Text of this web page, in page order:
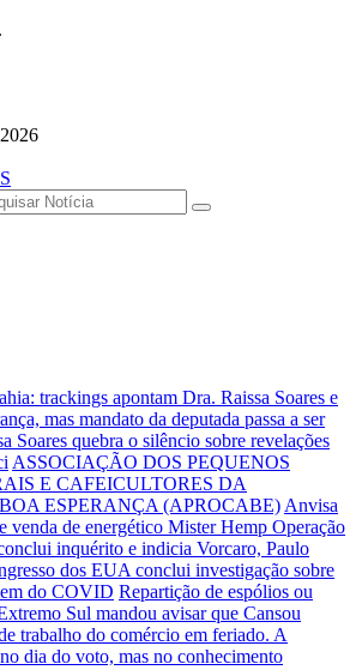
trackings apontam Dra. Raissa Soares e
mas mandato da deputada passa a ser
Soares quebra o silêncio sobre revelações
ASSOCIAÇÃO DOS PEQUENOS
E CAFEICULTORES DA
ESPERANÇA (APROCABE) Anvisa
venda de energético Mister Hemp Operação
inquérito e indicia Vorcaro, Paulo
dos EUA conclui investigação sobre
do COVID Repartição de espólios ou
Sul mandou avisar que Cansou
trabalho do comércio em feriado. A
dia do voto, mas no conhecimento